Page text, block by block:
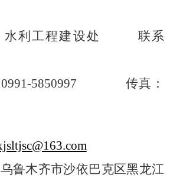
水利工程建设处
联系
0991-5850997 传真：
鲁木齐市沙依巴克区黑龙江